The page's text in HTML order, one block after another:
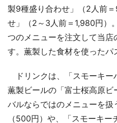
製9種盛り合わせ」（2人前
せ」（2～3人前＝1,980円）
つのメニューを注文して当
す。薫製した食材を使ったパ
ドリンクは、「スモーキー
薫製ビールの「富士桜高原
バルならではのメニューを扱
（500円）や、「スモーキ